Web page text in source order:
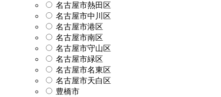
名古屋市熱田区
名古屋市中川区
名古屋市港区
名古屋市南区
名古屋市守山区
名古屋市緑区
名古屋市名東区
名古屋市天白区
豊橋市